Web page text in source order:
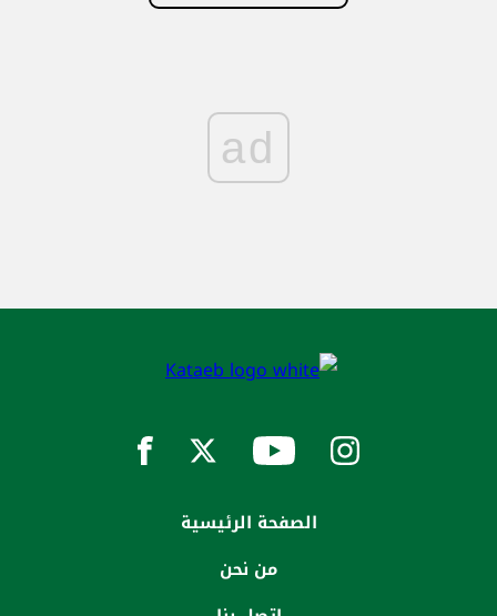
ad
الصفحة الرئيسية
من نحن